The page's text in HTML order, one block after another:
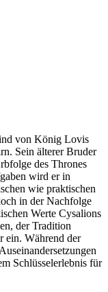
von König Lovis
Sein älterer Bruder
des Thrones
wird er in
wie praktischen
in der Nachfolge
Werte Cysalions
der Tradition
ein. Während der
Schlüsselerlebnis für